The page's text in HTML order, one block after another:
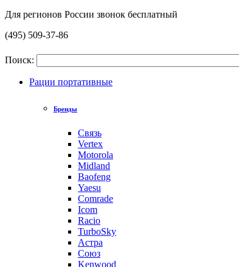
Для регионов России звонок бесплатный
(495) 509-37-86
Поиск:
Рации портативные
Бренды
Связь
Vertex
Motorola
Midland
Baofeng
Yaesu
Comrade
Icom
Racio
TurboSky
Астра
Союз
Kenwood